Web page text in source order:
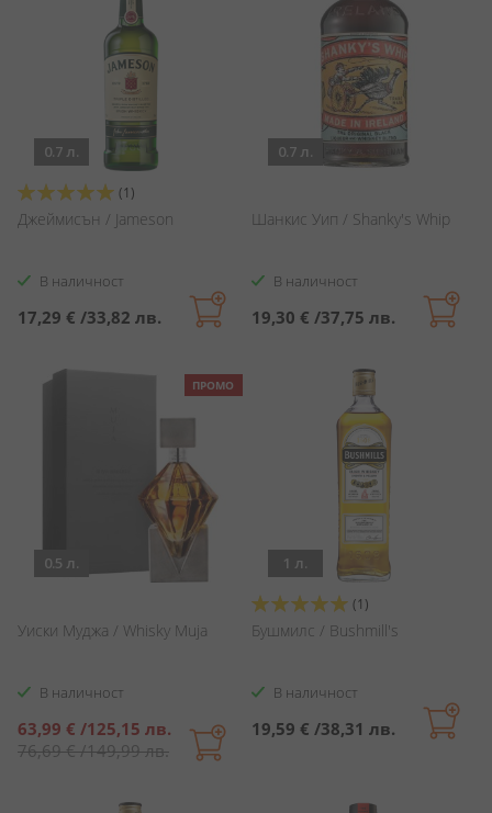
0.7 л.
Оценка:
100%
(1)
Джеймисън / Jameson
В наличност
17,29 € /33,82 лв.
0.7 л.
Шанкис Уип / Shanky's Whip
В наличност
19,30 € /37,75 лв.
ПРОМО
0.5 л.
Уиски Муджа / Whisky Muja
В наличност
Специална
цена
63,99 € /125,15 лв.
76,69 €/149,99 лв.
1 л.
Оценка:
100%
(1)
Бушмилс / Bushmill's
В наличност
19,59 € /38,31 лв.